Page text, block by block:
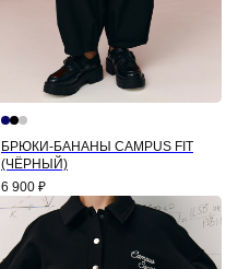
БРЮКИ-БАНАНЫ CAMPUS FIT
(ЧЁРНЫЙ)
6 900 ₽